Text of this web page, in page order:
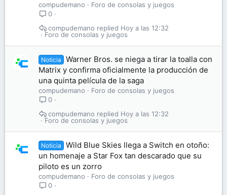
compudemano
Foro de consolas y juegos
0
Foro de consolas y juegos
Hoy a las 12:32
compudemano
Noticia
Warner Bros. se niega a tirar la toalla con
Matrix y confirma oficialmente la producción de
una quinta película de la saga
compudemano
Foro de consolas y juegos
0
Foro de consolas y juegos
Hoy a las 12:32
compudemano
Noticia
Wild Blue Skies llega a Switch en otoño:
un homenaje a Star Fox tan descarado que su
piloto es un zorro
compudemano
Foro de consolas y juegos
0